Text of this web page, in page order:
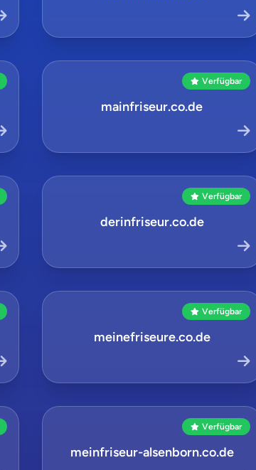
Verfügbar
mainfriseur.co.de
Verfügbar
derinfriseur.co.de
Verfügbar
meinefriseure.co.de
Verfügbar
meinfriseur-alsenborn.co.de